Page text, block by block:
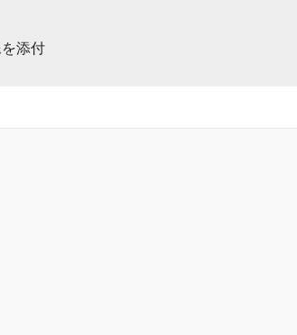
添付